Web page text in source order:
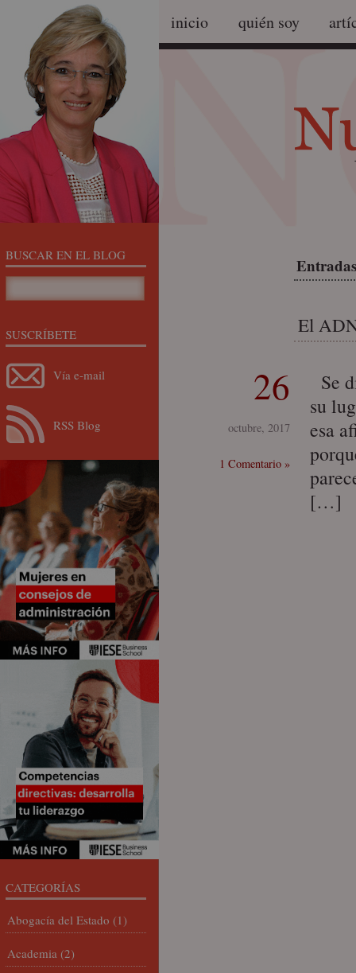
inicio quién soy
El
26
octubre, 2017
1 Comentario »
Se
su
esa
[…]
BUSCAR EN EL BLOG
SUSCRÍBETE
Vía e-mail
RSS Blog
CATEGORÍAS
Abogacía del Estado (1)
Academia (2)